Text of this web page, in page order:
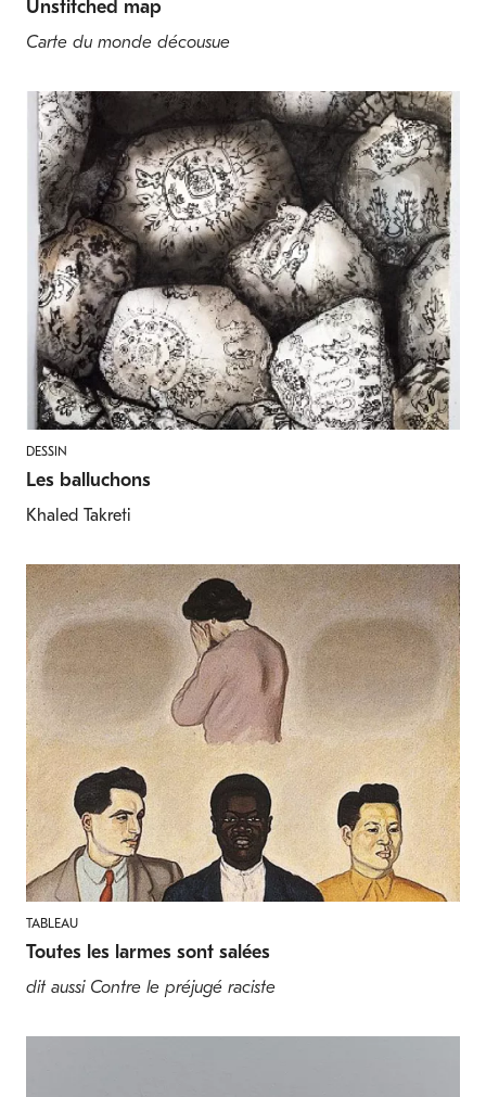
Unstitched map
Carte du monde décousue
DESSIN
Les balluchons
Khaled Takreti
TABLEAU
Toutes les larmes sont salées
dit aussi Contre le préjugé raciste